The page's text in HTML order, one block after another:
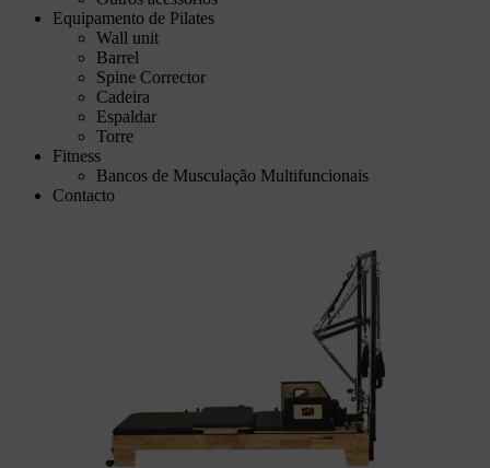
Equipamento de Pilates
Wall unit
Barrel
Spine Corrector
Cadeira
Espaldar
Torre
Fitness
Bancos de Musculação Multifuncionais
Contacto